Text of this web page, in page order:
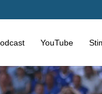
YouTube